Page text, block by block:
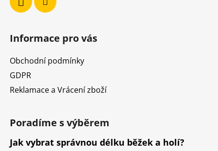
Informace pro vás
Obchodní podmínky
GDPR
Reklamace a Vrácení zboží
Poradíme s výběrem
Jak vybrat správnou délku běžek a holí?